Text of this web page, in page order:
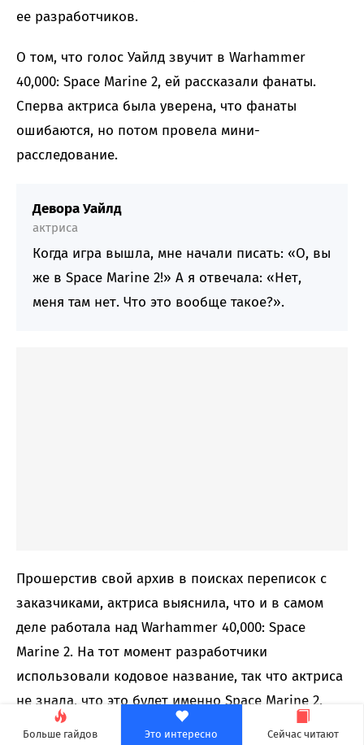
Больше гайдов Это интересно Сейчас читают
ее разработчиков.
О том, что голос Уайлд звучит в Warhammer
40,000: Space Marine 2, ей рассказали фанаты.
Сперва актриса была уверена, что фанаты
ошибаются, но потом провела мини-
расследование.
Девора Уайлд
актриса
Когда игра вышла, мне начали писать: «О, вы
же в Space Marine 2!» А я отвечала: «Нет,
меня там нет. Что это вообще такое?».
Прошерстив свой архив в поисках переписок с
заказчиками, актриса выяснила, что и в самом
деле работала над Warhammer 40,000: Space
Marine 2. На тот момент разработчики
использовали кодовое название, так что актриса
не знала, что это будет именно Space Marine 2.